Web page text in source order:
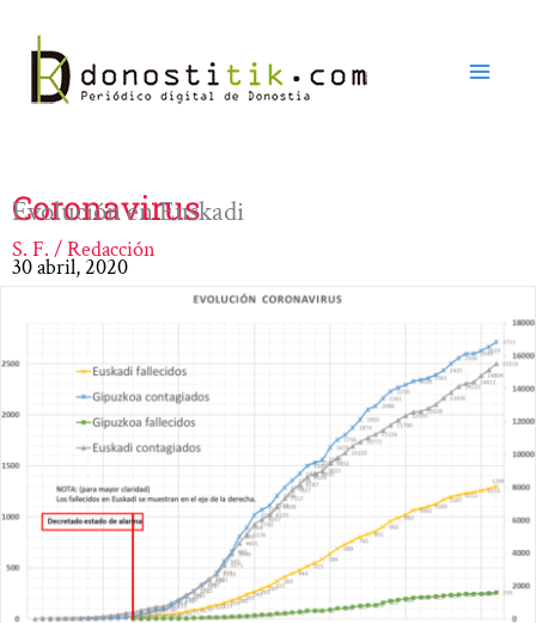
contenido
Coronavirus
Evolución en Euskadi
S. F. / Redacción
30 abril, 2020